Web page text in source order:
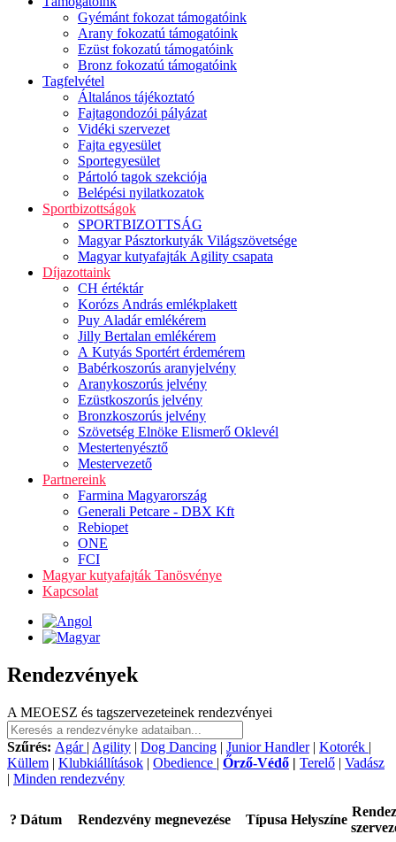
Gyémánt fokozat támogatóink
Arany fokozatú támogatóink
Ezüst fokozatú támogatóink
Bronz fokozatú támogatóink
Tagfelvétel
Általános tájékoztató
Fajtagondozói pályázat
Vidéki szervezet
Fajta egyesület
Sportegyesület
Pártoló tagok szekciója
Belépési nyilatkozatok
Sportbizottságok
SPORTBIZOTTSÁG
Magyar Pásztorkutyák Világszövetsége
Magyar kutyafajták Agility csapata
Díjazottaink
CH értéktár
Korózs András emlékplakett
Puy Aladár emlékérem
Jilly Bertalan emlékérem
A Kutyás Sportért érdemérem
Babérkoszorús aranyjelvény
Aranykoszorús jelvény
Ezüstkoszorús jelvény
Bronzkoszorús jelvény
Szövetség Elnöke Elismerő Oklevél
Mestertenyésztő
Mestervezető
Partnereink
Farmina Magyarország
Generali Petcare - DBX Kft
Rebiopet
ONE
FCI
Magyar kutyafajták Tanösvénye
Kapcsolat
Rendezvények
A MEOESZ és tagszervezeteinek rendezvényei
Szűrés: Agár | Agility | Dog Dancing | Junior Handler| Kotorék |
Küllem | Klubkiállítások | Obedience | Őrző-Védő | Terelő | Vadász
| Minden rendezvény
? Dátum Rendezvény megnevezése Típusa Helyszíne